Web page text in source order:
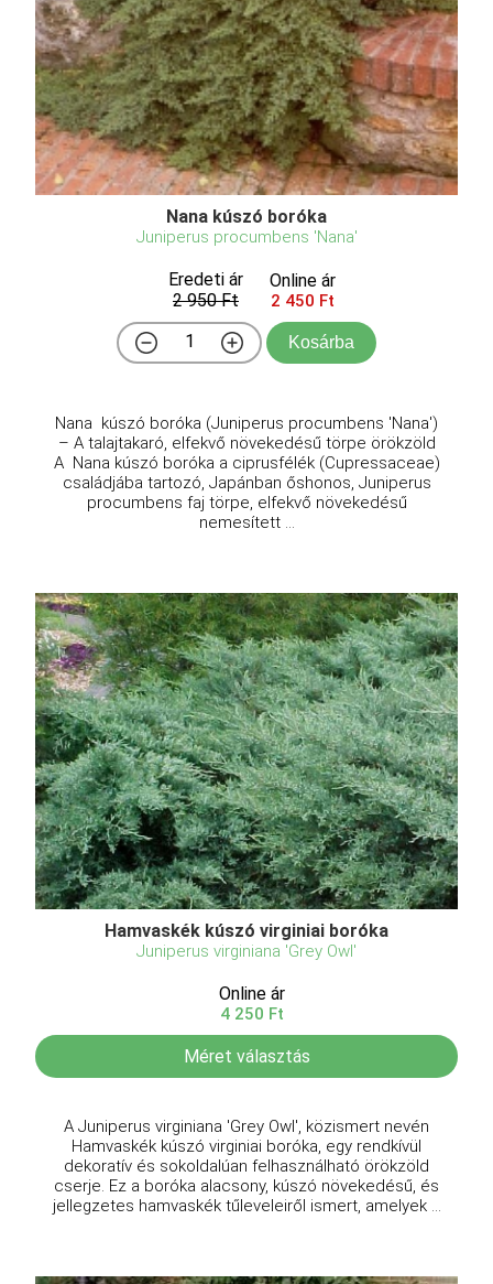
Nana kúszó boróka
Juniperus procumbens 'Nana'
Eredeti ár
2 950 Ft
Online ár
2 450 Ft
Kosárba
Nana kúszó boróka (Juniperus procumbens 'Nana')
– A talajtakaró, elfekvő növekedésű törpe örökzöld
A Nana kúszó boróka a ciprusfélék (Cupressaceae)
családjába tartozó, Japánban őshonos, Juniperus
procumbens faj törpe, elfekvő növekedésű
nemesített ...
Hamvaskék kúszó virginiai boróka
Juniperus virginiana 'Grey Owl'
Online ár
4 250 Ft
Méret választás
A Juniperus virginiana 'Grey Owl', közismert nevén
Hamvaskék kúszó virginiai boróka, egy rendkívül
dekoratív és sokoldalúan felhasználható örökzöld
cserje. Ez a boróka alacsony, kúszó növekedésű, és
jellegzetes hamvaskék tűleveleiről ismert, amelyek ...